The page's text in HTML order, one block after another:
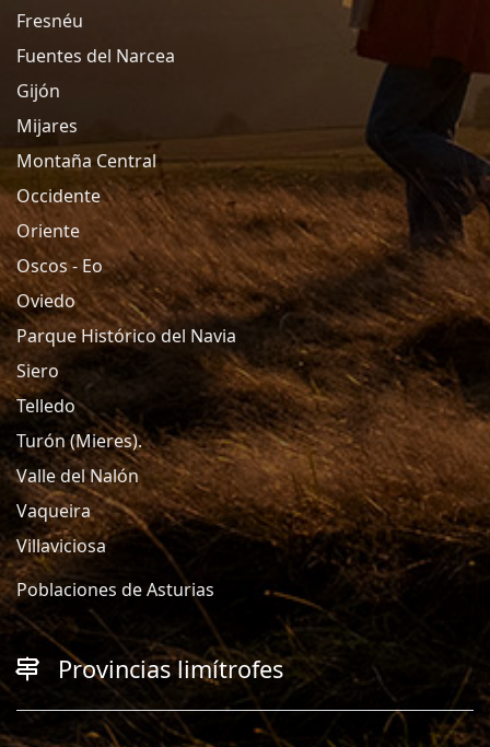
Fresnéu
Fuentes del Narcea
Gijón
Mijares
Montaña Central
Occidente
Oriente
Oscos - Eo
Oviedo
Parque Histórico del Navia
Siero
Telledo
Turón (Mieres).
Valle del Nalón
Vaqueira
Villaviciosa
Poblaciones de Asturias
Provincias limítrofes